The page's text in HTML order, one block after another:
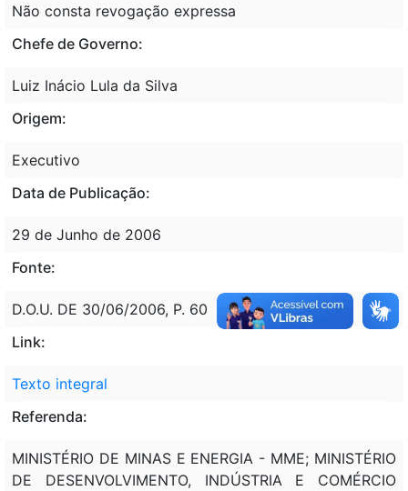
Não consta revogação expressa
Chefe de Governo:
Luiz Inácio Lula da Silva
Origem:
Executivo
Data de Publicação:
29 de Junho de 2006
Fonte:
D.O.U. DE 30/06/2006, P. 60
Link:
Texto integral
Referenda:
MINISTÉRIO DE MINAS E ENERGIA - MME; MINISTÉRIO
DE DESENVOLVIMENTO, INDÚSTRIA E COMÉRCIO